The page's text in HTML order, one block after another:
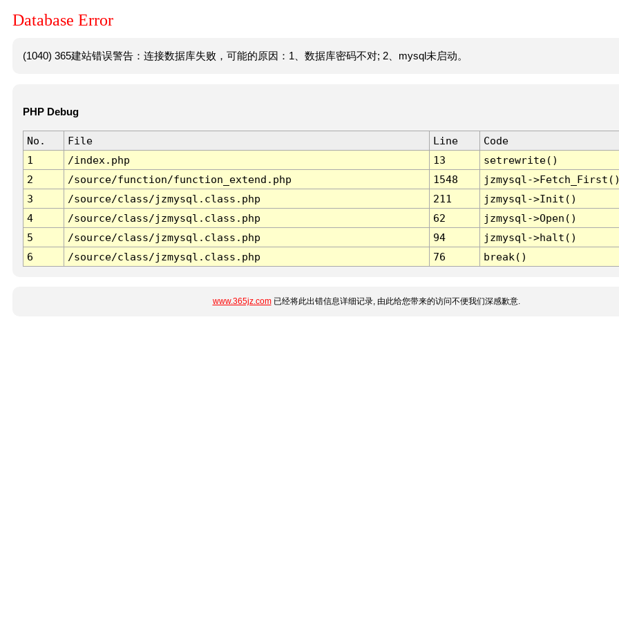
Database Error
(1040) 365建站错误警告：连接数据库失败，可能的原因：1、数据库密码不对; 2、mysql未启动。
PHP Debug
No. File Line
Code
1
/index.php 13
setrewrite()
2
/source/function/function_extend.php 1548
jzmysql-
3
/source/class/jzmysql.class.php 211
jzmysql->Init()
4
/source/class/jzmysql.class.php 62
jzmysql->Open()
5
/source/class/jzmysql.class.php 94
jzmysql->halt()
6
/source/class/jzmysql.class.php 76 break()
www.365jz.com已经将此出错信息详细记录, 由此给您带来的访问不便我们深感歉意.